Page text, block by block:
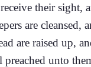
their sight,
are cleansed,
are raised up,
preached unto